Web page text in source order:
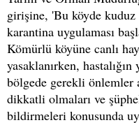
girişine, 'Bu köyde kuduz
karantina uygulaması
Kömürlü köyüne canlı
yasaklanırken, hastalığın
bölgede gerekli önlemler
dikkatli olmaları ve
bildirmeleri konusunda